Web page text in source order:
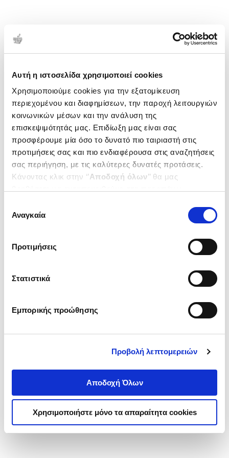
Αυτή η ιστοσελίδα χρησιμοποιεί cookies
Χρησιμοποιούμε cookies για την εξατομίκευση
περιεχομένου και διαφημίσεων, την παροχή λειτουργιών
κοινωνικών μέσων και την ανάλυση της
επισκεψιμότητάς μας. Επιδίωξη μας είναι σας
προσφέρουμε μία όσο το δυνατό πιο ταιριαστή στις
προτιμήσεις σας και πιο ενδιαφέρουσα στις αναζητήσεις
σας περιήγηση, με τις καλύτερες δυνατές προτάσεις.
Κάνοντας κλικ στην ‘’Αποδοχή όλων’’ θα μας
ενδιαφέρουν και να επιλέξετε από τα παρακάτω με την
΄΄και να ενημερωθείτε σχετικά με
συγκατάθεσης
Αναγκαία
Προτιμήσεις
Στατιστικά
Εμπορικής προώθησης
Προβολή λεπτομερειών
Αποδοχή Όλων
Χρησιμοποιήστε μόνο τα απαραίτητα cookies